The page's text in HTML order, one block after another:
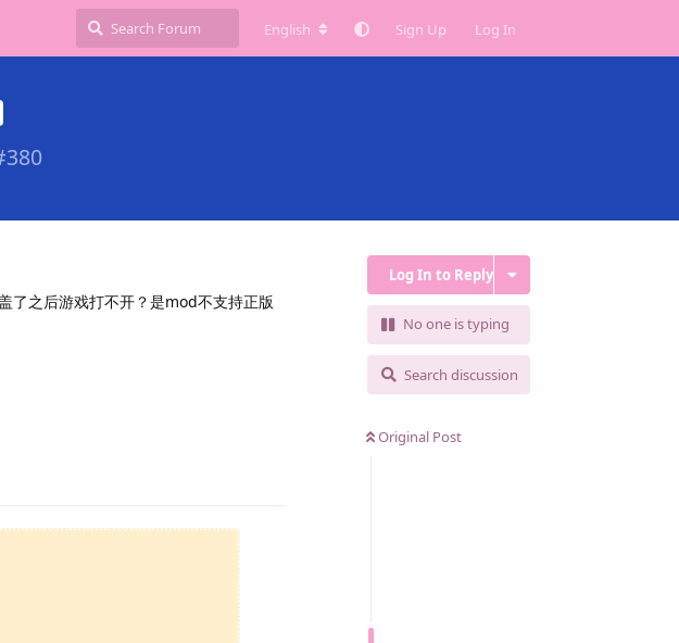
English Sign Up Log In
380
Log In to Reply
No one is typing
Search discussion
Original Post
了之后游戏打不开？是mod不支持正版